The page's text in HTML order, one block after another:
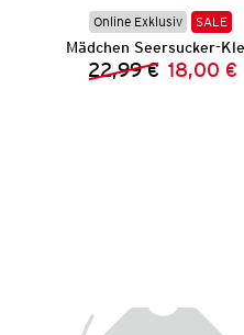
Online Exklusiv SALE
Mädchen Seersucker-
22,99 € Neuer
18,00 €